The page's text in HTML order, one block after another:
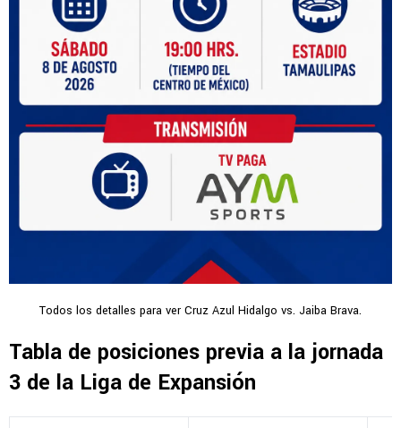
Todos los detalles para ver Cruz Azul Hidalgo vs. Jaiba Brava.
Tabla de posiciones previa a la jornada
3 de la Liga de Expansión